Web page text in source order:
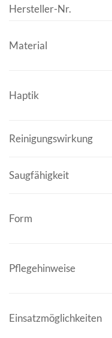
Hersteller-Nr.
Material
Haptik
Reinigungswirkung
Saugfähigkeit
Form
Pflegehinweise
Einsatzmöglichkeiten